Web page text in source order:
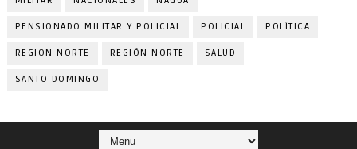
PENSIONADO MILITAR Y POLICIAL POLICIAL POLÍTICA
REGION NORTE REGIÓN NORTE SALUD
SANTO DOMINGO